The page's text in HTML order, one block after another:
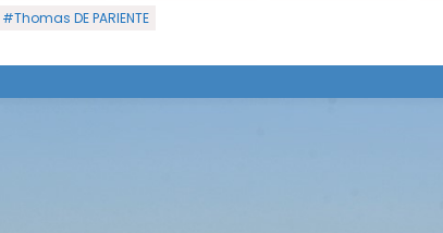
#Thomas DE PARIENTE